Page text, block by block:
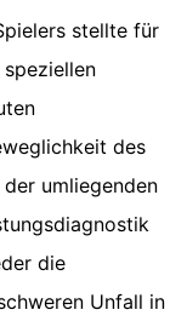
stellte für
des
umliegenden
die
Unfall in